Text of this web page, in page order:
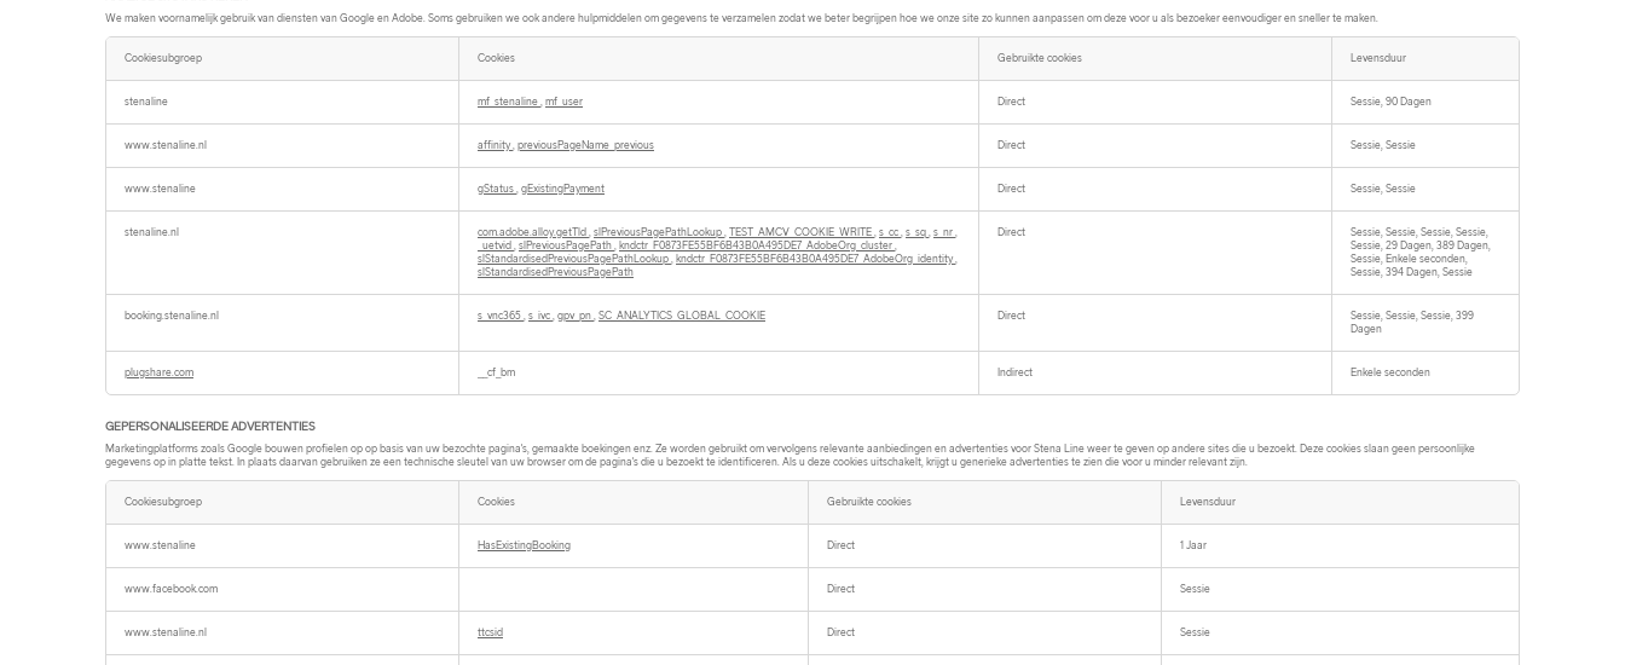
We maken voornamelijk gebruik van diensten van Google en Adobe. Soms gebruiken we ook andere hulpmiddelen om gegevens te verzamelen zodat we beter begrijpen hoe we onze site zo kunnen aanpassen om deze voor u als bezoeker eenvoudiger en sneller te maken.
Cookiesubgroep Cookies Gebruikte cookies Levensduur
stenaline mf_stenaline,mf_user Direct Sessie, 90 Dagen
www.stenaline.nl affinity,previousPageName_previous Direct Sessie, Sessie
www.stenaline gStatus,gExistingPayment Direct Sessie, Sessie
stenaline.nl com.adobe.alloy.getTld ,slPreviousPagePathLookup,TEST_AMCV_COOKIE_WRITE,s_cc,s_sq,s_nr,
_uetvid ,slPreviousPagePath, kndctr_F0873FE55BF6B43B0A495DE7_AdobeOrg_cluster,
slStandardisedPreviousPagePathLookup, kndctr_F0873FE55BF6B43B0A495DE7_AdobeOrg_identity,
slStandardisedPreviousPagePath
Direct
Sessie, Sessie, Sessie, Sessie,
Sessie, 29 Dagen, 389 Dagen,
Sessie, Enkele seconden,
Sessie, 394 Dagen, Sessie
booking.stenaline.nl s_vnc365,s_ivc,gpv_pn,SC_ANALYTICS_GLOBAL_COOKIE Direct
Sessie, Sessie, Sessie, 399
Dagen
plugshare.com __cf_bm Indirect Enkele seconden
GEPERSONALISEERDE ADVERTENTIES
Marketingplatforms zoals Google bouwen profielen op op basis van uw bezochte pagina's, gemaakte boekingen enz. Ze worden gebruikt om vervolgens relevante aanbiedingen en advertenties voor Stena Line weer te geven op andere sites die u bezoekt. Deze cookies slaan geen persoonlijke
gegevens op in platte tekst. In plaats daarvan gebruiken ze een technische sleutel van uw browser om de pagina's die u bezoekt te identificeren. Als u deze cookies uitschakelt, krijgt u generieke advertenties te zien die voor u minder relevant zijn.
ADVERTENTIES
Cookiesubgroep Cookies Gebruikte cookies Levensduur
www.stenaline HasExistingBooking Direct 1 Jaar
www.facebook.com Direct Sessie
www.stenaline.nl ttcsid Direct Sessie